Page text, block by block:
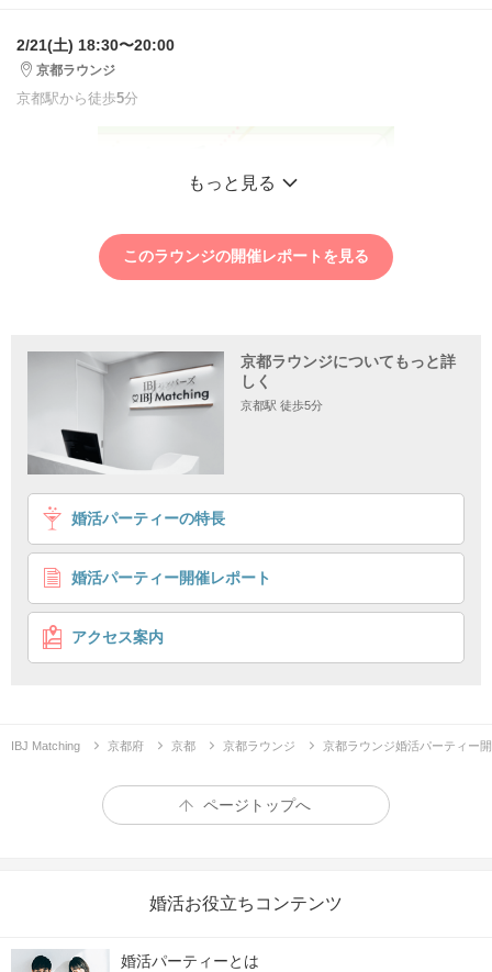
2/21(土) 18:30〜20:00
京都ラウンジ
京都駅から徒歩5分
1 2 3 4
＼1～2年以内に結婚したい♡／
年収500万円以上の一途な性格の男性
ゆったりソファ席 結婚観重視マッチング
企画詳細
真剣度MAXな方限定
もっと見る
このラウンジの開催レポートを見る
京都ラウンジについてもっと詳
しく
京都駅 徒歩5分
婚活パーティーの特長
婚活パーティー開催レポート
アクセス案内
IBJ Matching 京都府 京都 京都ラウンジ 京都ラウンジ婚活パーティー
ページトップへ
婚活お役立ちコンテンツ
婚活パーティーとは